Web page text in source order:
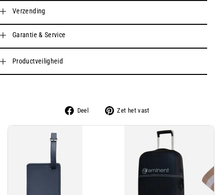
Verzending
Garantie & Service
Deel
Delen
Zet het vast
Pinterest
Productveiligheid